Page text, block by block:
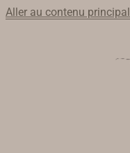
Aller au contenu principal